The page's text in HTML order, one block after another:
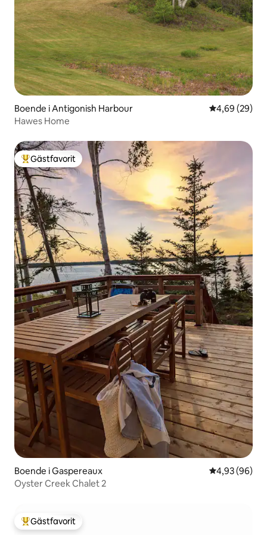
Boende i Antigonish Harbour 4,69 av 5 i
4,69 (29)
Hawes Home
Populär gästfavorit
Gästfavorit
Boende i Gaspereaux 4,93 av 5 i
4,93 (96)
Oyster Creek Chalet 2
Populär gästfavorit
Gästfavorit